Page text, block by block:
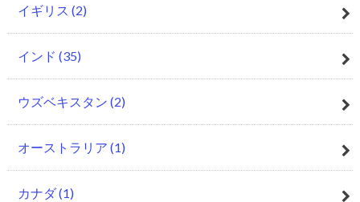
イギリス (2)
インド (35)
ウズベキスタン (2)
オーストラリア (1)
カナダ(1)